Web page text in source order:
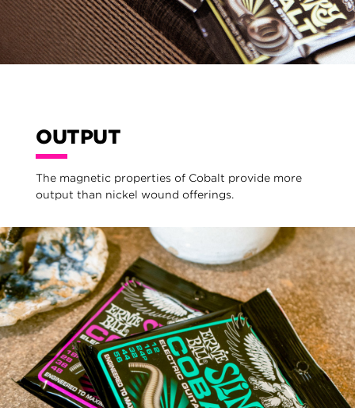
OUTPUT
The magnetic properties of Cobalt provide more
output than nickel wound offerings.